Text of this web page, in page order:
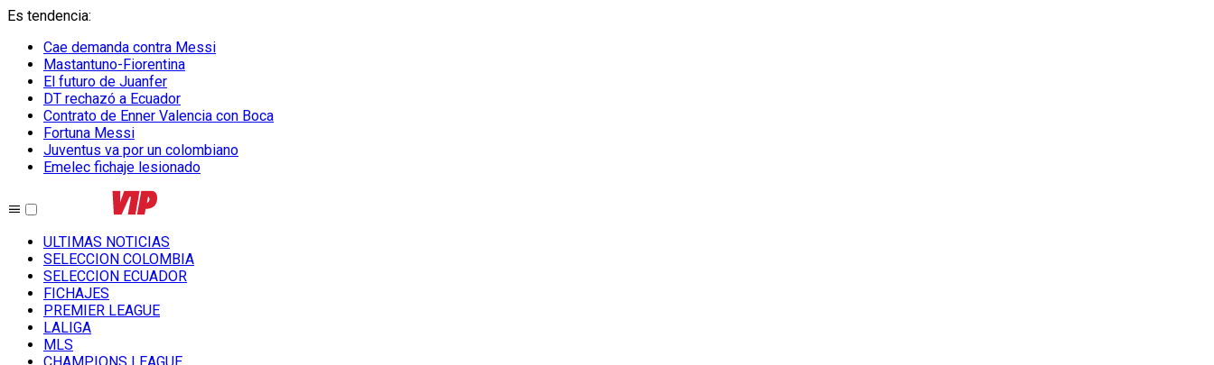
Es tendencia:
Cae demanda contra Messi
Mastantuno-Fiorentina
El futuro de Juanfer
DT rechazó a Ecuador
Contrato de Enner Valencia con Boca
Fortuna Messi
Juventus va por un colombiano
Emelec fichaje lesionado
ULTIMAS NOTICIAS
SELECCION COLOMBIA
SELECCION ECUADOR
FICHAJES
PREMIER LEAGUE
LALIGA
MLS